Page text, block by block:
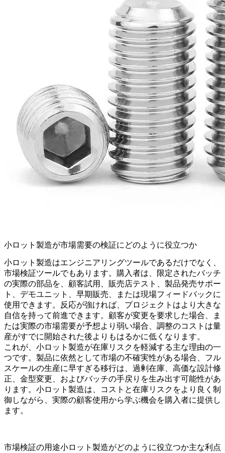
小ロット製造が市場需要の検証にどのように役立つか
小ロット製造はエンジニアリングツールであるだけでなく、
市場検証ツールでもあります。購入者は、限定されたバッチ
の実際の部品を、顧客試用、販売店テスト、製品発売サポー
ト、デモユニット、早期販売、または現場フィードバックに
使用できます。反応が強ければ、プロジェクトはより大きな
自信を持って前進できます。顧客が変更を要求した場合、ま
たは実際の市場需要が予想より弱い場合、調整のコストは量
産がすでに開始された後よりもはるかに低くなります。
これが、小ロット製造が在庫リスクを軽減する主な理由の一
つです。製品に依然として市場の不確実性がある場合、フル
スケールの生産に早すぎる移行は、過剰在庫、高価な設計修
正、金型変更、およびバッチの手戻りを生み出す可能性があ
ります。小ロット製造は、コストと在庫リスクをより良く制
御しながら、実際の顧客使用から学ぶ機会を購入者に提供し
ます。
市場検証の用途小ロット製造がどのように役立つか主な利点